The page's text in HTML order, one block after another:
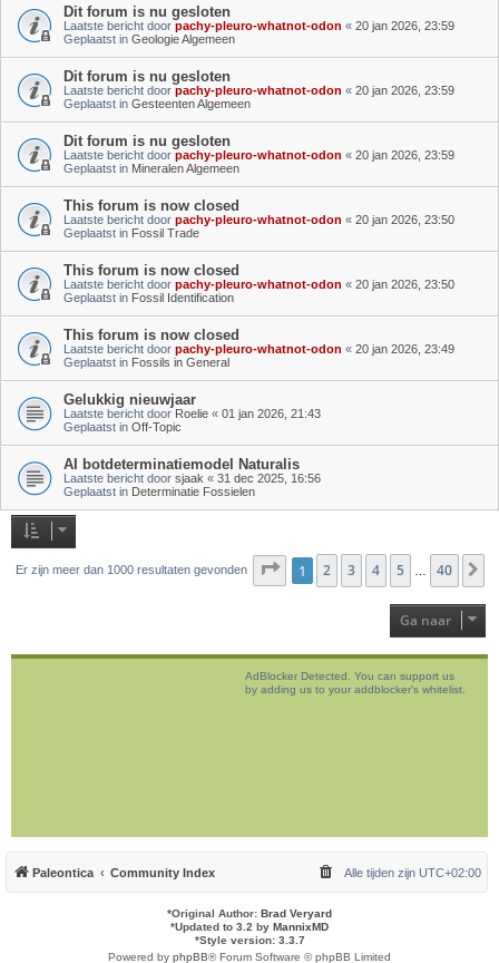
Dit forum is nu gesloten
Laatste bericht door pachy-pleuro-whatnot-odon « 20 jan 2026, 23:59
Geplaatst in Geologie Algemeen
Dit forum is nu gesloten
Laatste bericht door pachy-pleuro-whatnot-odon « 20 jan 2026, 23:59
Geplaatst in Gesteenten Algemeen
Dit forum is nu gesloten
Laatste bericht door pachy-pleuro-whatnot-odon « 20 jan 2026, 23:59
Geplaatst in Mineralen Algemeen
This forum is now closed
Laatste bericht door pachy-pleuro-whatnot-odon « 20 jan 2026, 23:50
Geplaatst in Fossil Trade
This forum is now closed
Laatste bericht door pachy-pleuro-whatnot-odon « 20 jan 2026, 23:50
Geplaatst in Fossil Identification
This forum is now closed
Laatste bericht door pachy-pleuro-whatnot-odon « 20 jan 2026, 23:49
Geplaatst in Fossils in General
Gelukkig nieuwjaar
Laatste bericht door Roelie « 01 jan 2026, 21:43
Geplaatst in Off-Topic
AI botdeterminatiemodel Naturalis
Laatste bericht door sjaak « 31 dec 2025, 16:56
Geplaatst in Determinatie Fossielen
Er zijn meer dan 1000 resultaten gevonden Pagina1 van 40
1 2 3 4 5 40
Ga naar
AdBlocker Detected. You can support us
by adding us to your addblocker's whitelist.
Paleontica Community Index Alle tijden zijn UTC+02:00
*Original Author: Brad Veryard
*Updated to 3.2 by MannixMD
*Style version: 3.3.7
Powered by phpBB® Forum Software © phpBB Limited